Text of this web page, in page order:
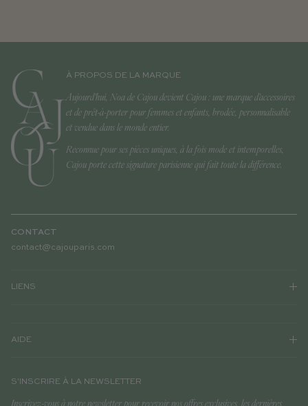
À PROPOS DE LA MARQUE
Aujourd'hui, Noa de Cajou devient Cajou : une marque d'accessoires
et de prêt-à-porter pour femmes et enfants, brodée, personnalisable
et vendue dans le monde entier.
Reconnue pour ses pièces uniques, à la fois mode et intemporelles,
Cajou porte cette signature parisienne qui fait toute la différence.
CONTACT
contact@cajouparis.com
LIENS
AIDE
S'INSCRIRE À LA NEWSLETTER
Inscrivez-vous à notre newsletter pour recevoir nos offres exclusives, les dernières